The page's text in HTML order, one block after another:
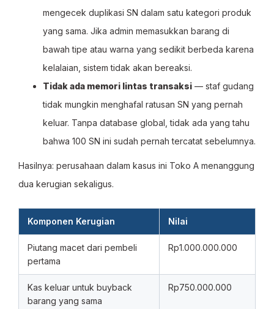
mengecek duplikasi SN dalam satu kategori produk
yang sama. Jika admin memasukkan barang di
bawah tipe atau warna yang sedikit berbeda karena
kelalaian, sistem tidak akan bereaksi.
Tidak ada memori lintas transaksi — staf gudang
tidak mungkin menghafal ratusan SN yang pernah
keluar. Tanpa database global, tidak ada yang tahu
bahwa 100 SN ini sudah pernah tercatat sebelumnya.
Hasilnya: perusahaan dalam kasus ini Toko A menanggung
dua kerugian sekaligus.
Komponen Kerugian Nilai
Piutang macet dari pembeli
pertama
Rp1.000.000.000
Kas keluar untuk buyback
barang yang sama
Rp750.000.000